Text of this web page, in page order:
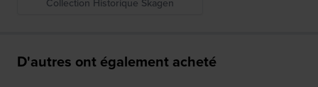
D'autres ont également acheté